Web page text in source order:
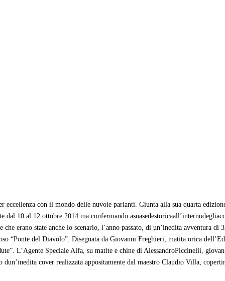
eccellenza con il mondo delle nuvole parlanti. Giunta alla sua quarta
10 al 12 ottobre 2014 ma confermando
erano state anche lo scenario, l’anno passato, di un’inedita avventura
“Ponte del Diavolo”. Disegnata da Giovanni Freghieri, matita orica
L’Agente Speciale Alfa, su matite e chine di AlessandroPiccinelli,
cover realizzata appositamente dal maestro Claudio Villa,